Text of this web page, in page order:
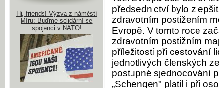
předsednictví bylo
zdravotním postižením
Evropě. V tomto roce
zdravotním postižním
příležitostí při cestování
jednotlivých členských
postupné sjednocování
„Schengen" platil i při
Hi, friends! Výzva z náměstí
Míru: Buďme solidární se
spojenci v NATO!